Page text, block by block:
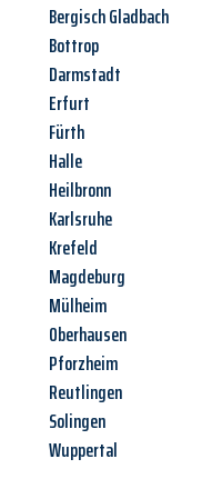
Bergisch Gladbach
Bottrop
Darmstadt
Erfurt
Fürth
Halle
Heilbronn
Karlsruhe
Krefeld
Magdeburg
Mülheim
Oberhausen
Pforzheim
Reutlingen
Solingen
Wuppertal